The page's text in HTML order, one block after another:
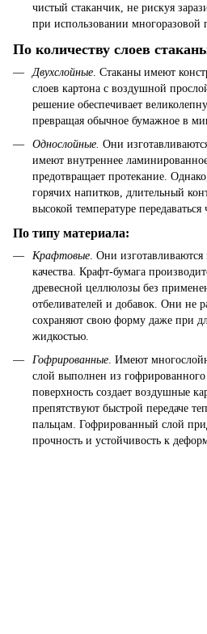
чистый стаканчик, не рискуя
при использовании многоразовой
По количеству слоев
Двухслойные. Стаканы имеют
слоев картона с воздушной
решение обеспечивает
превращая обычное бумажное в
Однослойные. Они
имеют внутреннее
предотвращает протекание.
горячих напитков, длительный
высокой температуре передаваться
По типу материала:
Крафтовые. Они изготавливаются
качества. Крафт-бумага
древесной целлюлозы без
отбеливателей и добавок. Они не
сохраняют свою форму даже при
жидкостью.
Гофрированные . Имеют
слой выполнен из
поверхность создает воздушные
препятствуют быстрой передаче
пальцам. Гофрированный слой
прочность и устойчивость к